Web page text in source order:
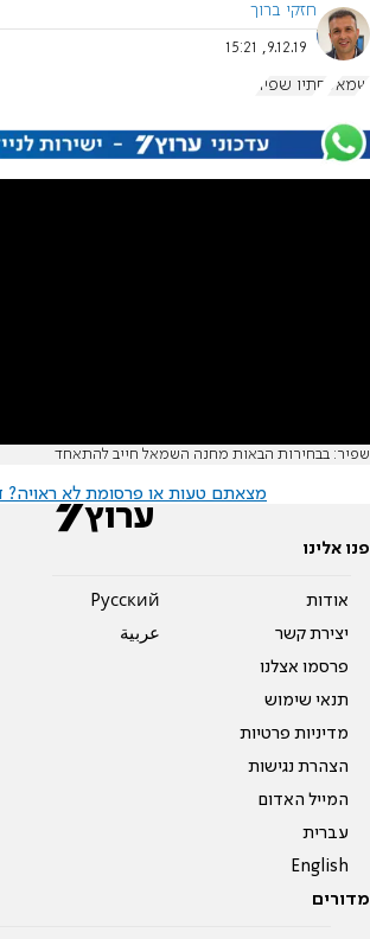
חזקי ברוך
9.12.19, 15:21
שמאל סתיו שפיר
שפיר: בבחירות הבאות מחנה השמאל חייב להתאחד
מצאתם טעות או פרסומת לא ראויה?
פנו אלינו
אודות
יצירת קשר
פרסמו אצלנו
תנאי שימוש
מדיניות פרטיות
הצהרת נגישות
המייל האדום
עברית
English
Pусский
عربية
מדורים